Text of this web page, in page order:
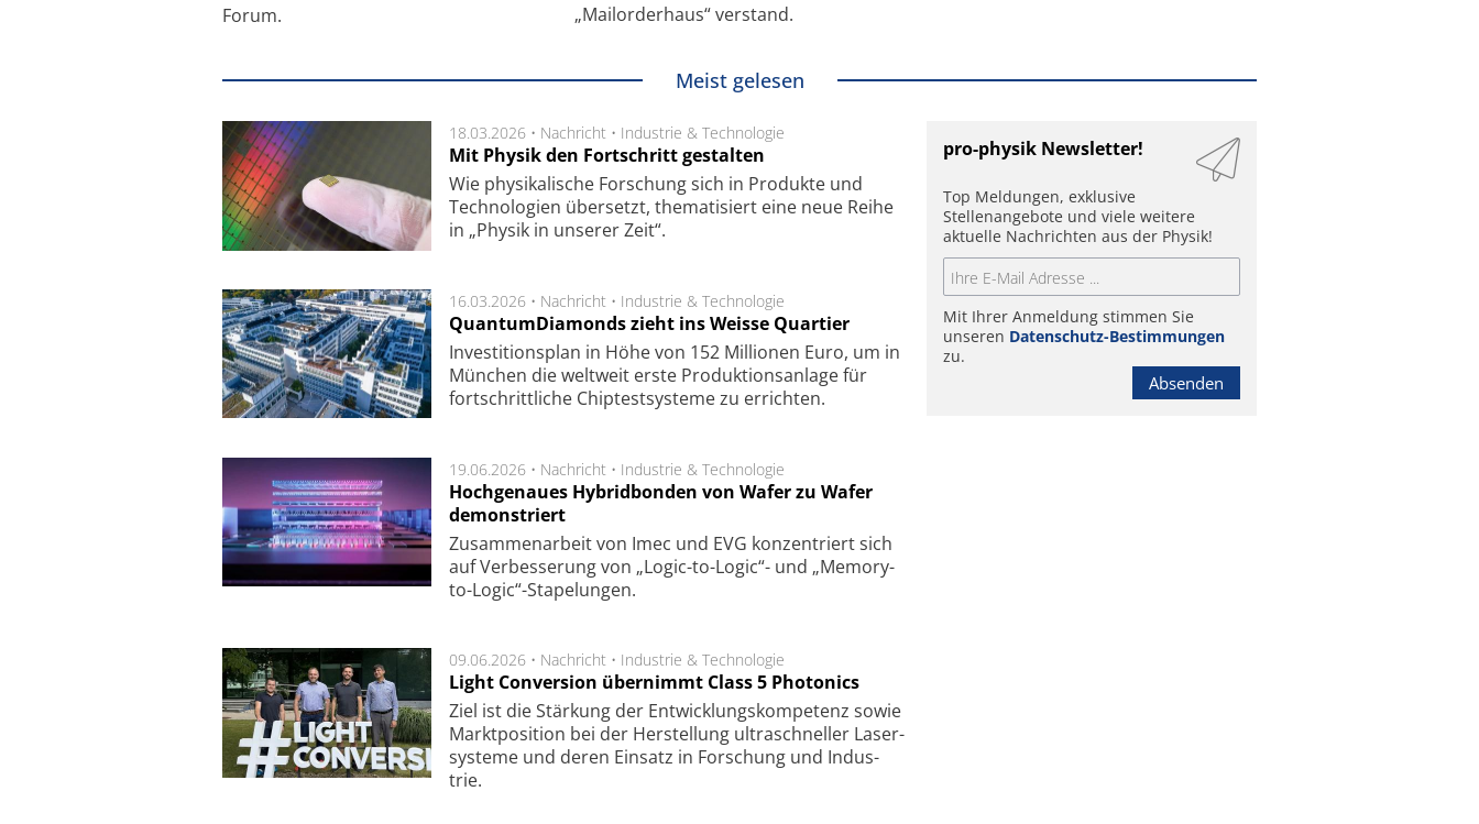
Forum.
„Mailorderhaus“ verstand.
Meist gelesen
18.03.2026 • Nachricht • Industrie & Technologie
Mit Physik den Fortschritt gestalten
Wie physikalische Forschung sich in Produkte und
Technologien übersetzt, thematisiert eine neue Reihe
in „Physik in unserer Zeit“.
16.03.2026 • Nachricht • Industrie & Technologie
QuantumDiamonds zieht ins Weisse Quartier
Inves­ti­tions­plan in Höhe von 152 Mil­lio­nen Euro, um in
Mün­chen die welt­weit ers­te Pro­duk­tions­an­la­ge für
fort­schritt­li­che Chip­test­sys­te­me zu er­rich­ten.
19.06.2026 • Nachricht • Industrie & Technologie
Hochgenaues Hybridbonden von Wafer zu Wafer
demonstriert
Zu­sam­men­arbeit von Imec und EVG kon­zen­triert sich
auf Ver­bes­se­rung von „Logic-to-Logic“- und „Memory-
to-Logic“-Sta­pe­lungen.
09.06.2026 • Nachricht • Industrie & Technologie
Light Conversion übernimmt Class 5 Photonics
Ziel ist die Stär­kung der Ent­wick­lungs­kom­pe­tenz sowie
Markt­po­si­tion bei der Her­stel­lung ul­tra­schnel­ler Laser­
sys­te­me und de­ren Ein­satz in For­schung und In­dus­
trie.
pro-physik Newsletter!
Top Meldungen, exklusive
Stellenangebote und viele weitere
aktuelle Nachrichten aus der Physik!
Mit Ihrer Anmeldung stimmen Sie
unseren Datenschutz-Bestimmungen
zu.
Absenden